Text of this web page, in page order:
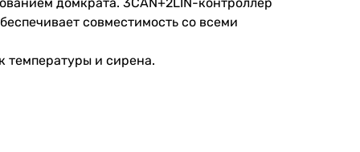
совместимость со всеми
температуры и сирена.